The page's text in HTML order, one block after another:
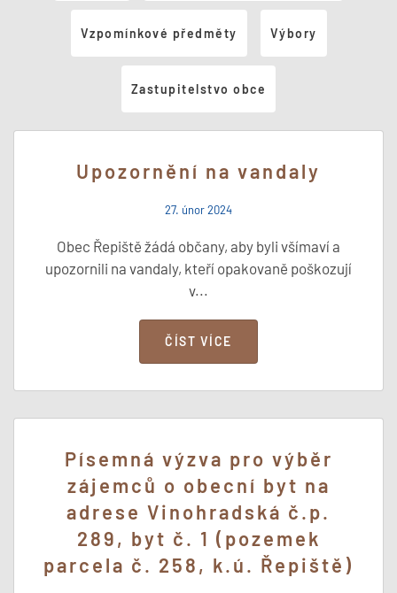
Vzpomínkové předměty Výbory
Zastupitelstvo obce
Upozornění na vandaly
27. únor 2024
Obec Řepiště žádá občany, aby byli všímaví a
upozornili na vandaly, kteří opakovaně poškozují
v...
ČÍST VÍCE
Písemná výzva pro výběr
zájemců o obecní byt na
adrese Vinohradská č.p.
289, byt č. 1 (pozemek
parcela č. 258, k.ú. Řepiště)